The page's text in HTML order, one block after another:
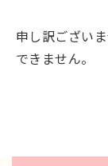
申し訳ござい
できません。